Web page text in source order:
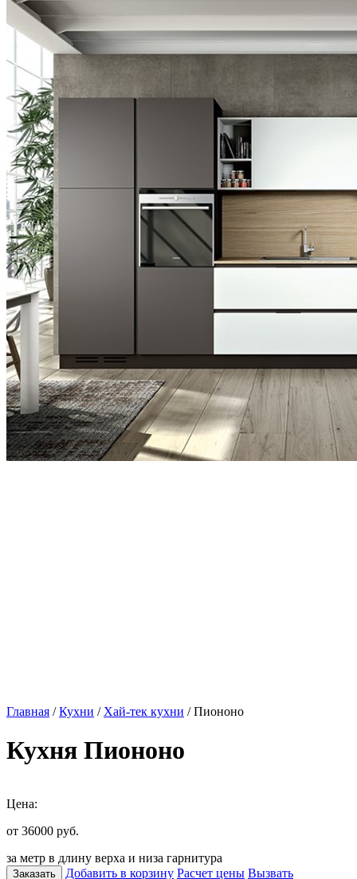
Главная /Кухни / Хай-тек кухни / Пиононо
Кухня Пиононо
Цена:
от 36000 руб.
за метр в длину верха и низа гарнитура
Заказать Добавить в корзину Расчет цены Вызвать